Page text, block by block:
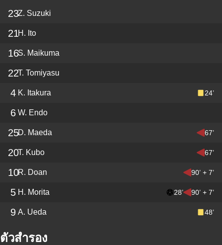
23Z. Suzuki
21H. Ito
16S. Maikuma
22T. Tomiyasu
4 K. Itakura 24’
6 W. Endo
25D. Maeda 67’
20T. Kubo 67’
10R. Doan 90’ + 7’
5 H. Morita 28’ 90’ + 7’
9 A. Ueda 48’
ตัวสำรอง